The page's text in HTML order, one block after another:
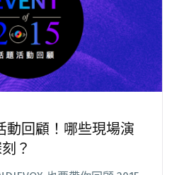
動回顧！哪些現場演
？